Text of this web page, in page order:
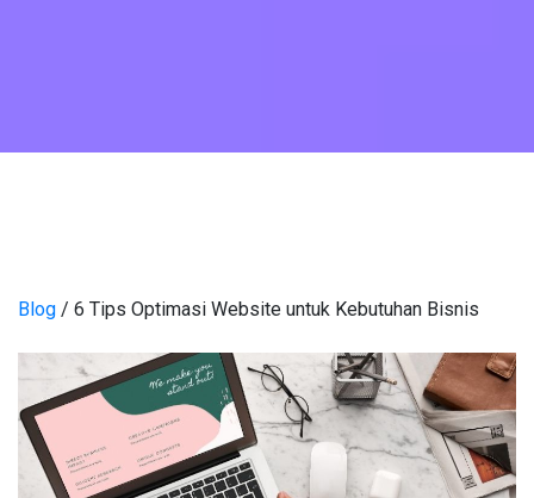
Blog / 6 Tips Optimasi Website untuk Kebutuhan Bisnis